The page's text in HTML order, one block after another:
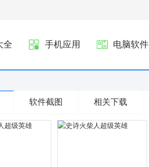
全 手机应用 电脑软件
软件截图 相关下载